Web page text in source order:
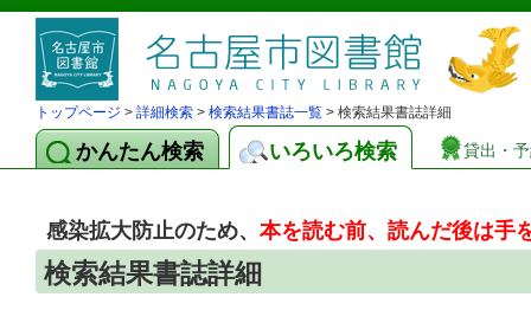
トップページ > 詳細検索 > 検索結果書誌一覧 > 検索結果書誌詳細
かんたん検索 いろいろ検索 貸出・
感染拡大防止のため、本を読む前、読んだ後は手
検索結果書誌詳細